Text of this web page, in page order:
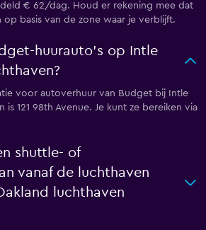
€ 62/dag. Houd er rekening mee dat
op basis van de zone waar je verblijft.
huurauto's op Intle
voor autoverhuur van Budget bij Intle
is 121 98th Avenue. Je kunt ze bereiken via
shuttle- of
vanaf de luchthaven
luchthaven